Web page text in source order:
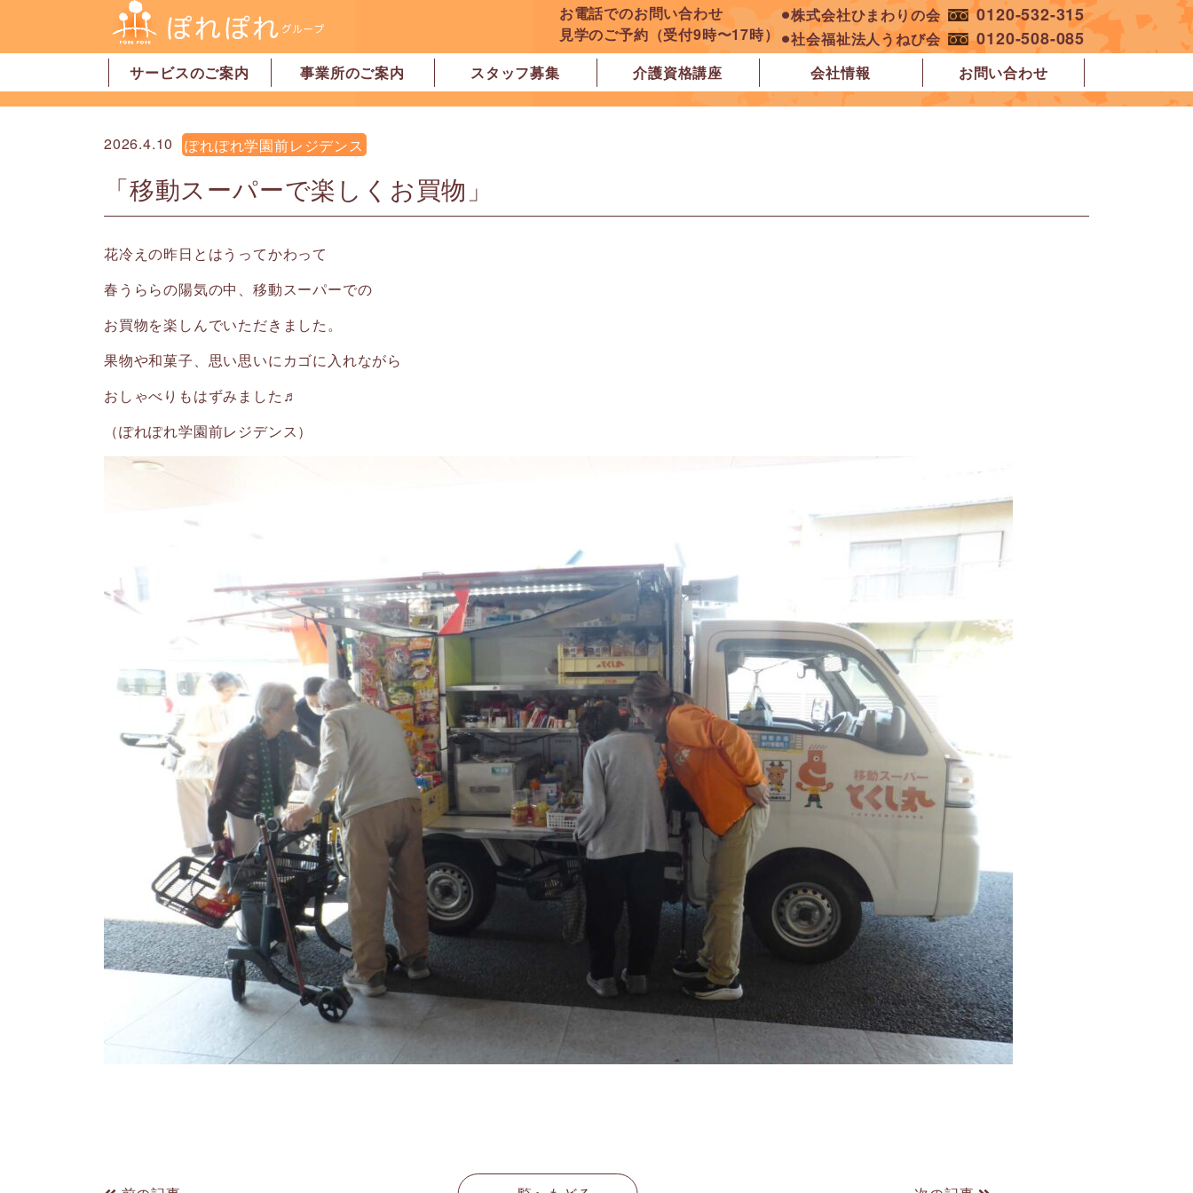
お電話でのお問い合わせ
見学のご予約（受付9時〜17時）
⚫︎株式会社ひまわりの会 0120-532-315
⚫︎社会福祉法人うねび会 0120-508-085
サービスのご案内
居宅介護支援
訪問介護
訪問看護
デイサービス
グループホーム
地域密着型特別養護老人ホーム
ショートステイ
有料老人ホーム
サービス付高齢者向け住宅
家事代行サービス
「認可」小規模保育園
事業所のご案内
事業所一覧・奈良市
ぽれぽれ学園前レジデンス
ぽれぽれ登美ヶ丘
ぽれぽれ四条大路
ぽれぽれ東登美ヶ丘
ぽれぽれケアセンター青山
事業所一覧・橿原市 ぽれぽれ中和
ぽれぽれ橿原在宅支援相談センター
ぽれぽれケアセンター 白橿
ぽれぽれ白橿コンフォート
ぽれぽれ八木西スクエア
橿原市地域包括支援センター北エリア
スタッフ募集 介護資格講座 会社情報 お問い合わせ
2026.4.10 ぽれぽれ学園前レジデンス
「移動スーパーで楽しくお買物」
花冷えの昨日とはうってかわって
春うららの陽気の中、移動スーパーでの
お買物を楽しんでいただきました。
果物や和菓子、思い思いにカゴに入れながら
おしゃべりもはずみました♬
（ぽれぽれ学園前レジデンス）